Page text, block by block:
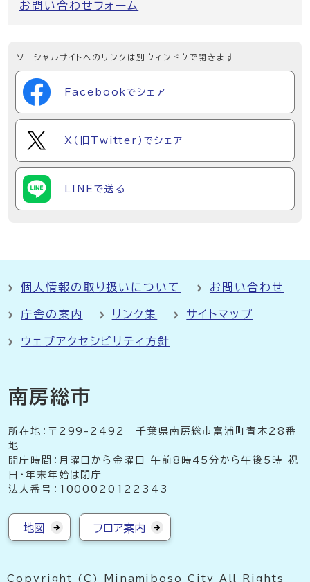
お問い合わせフォーム
ソーシャルサイトへのリンクは別ウィンドウで開きます
Facebookでシェア
X（旧Twitter）でシェア
LINEで送る
個人情報の取り扱いについて お問い合わせ
庁舎の案内 リンク集 サイトマップ
ウェブアクセシビリティ方針
南房総市
所在地：〒299-2492 千葉県南房総市富浦町青木28番
地
開庁時間：月曜日から金曜日 午前8時45分から午後5時 祝
日・年末年始は閉庁
法人番号：1000020122343
地図 フロア案内
Copyright (C) Minamiboso City All Rights